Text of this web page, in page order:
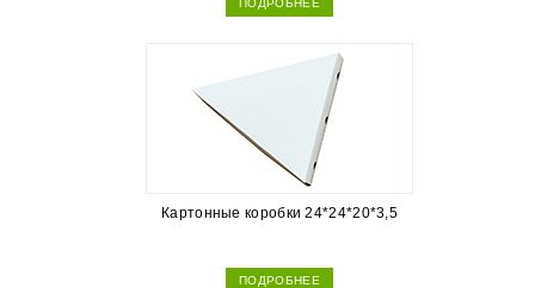
ПОДРОБНЕЕ
Картонные коробки 24*24*20*3,5
ПОДРОБНЕЕ